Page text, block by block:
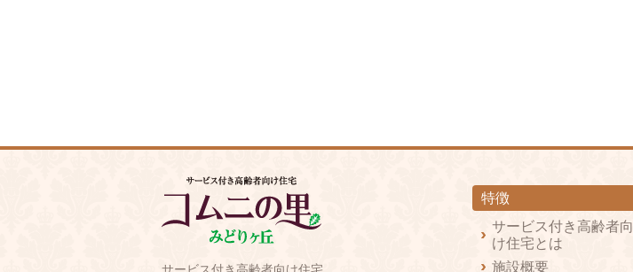
特徴
サービス付き高齢者向
け住宅とは
施設概要